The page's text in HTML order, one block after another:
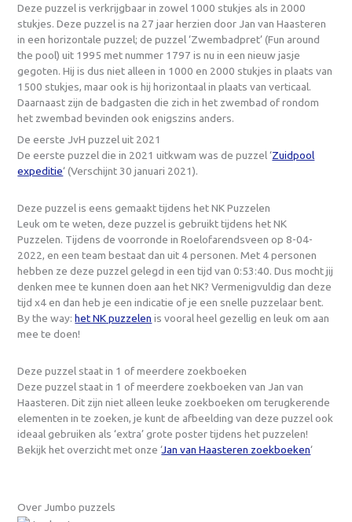
Deze puzzel is verkrijgbaar in zowel 1000 stukjes als in 2000
stukjes. Deze puzzel is na 27 jaar herzien door Jan van Haasteren
in een horizontale puzzel; de puzzel ‘Zwembadpret’ (Fun around
the pool) uit 1995 met nummer 1797 is nu in een nieuw jasje
gegoten. Hij is dus niet alleen in 1000 en 2000 stukjes in plaats van
1500 stukjes, maar ook is hij horizontaal in plaats van verticaal.
Daarnaast zijn de badgasten die zich in het zwembad of rondom
het zwembad bevinden ook enigszins anders.
De eerste JvH puzzel uit 2021
De eerste puzzel die in 2021 uitkwam was de puzzel ‘Zuidpool
expeditie‘ (Verschijnt 30 januari 2021).
Deze puzzel is eens gemaakt tijdens het NK Puzzelen
Leuk om te weten, deze puzzel is gebruikt tijdens het NK
Puzzelen. Tijdens de voorronde in Roelofarendsveen op 8-04-
2022, en een team bestaat dan uit 4 personen. Met 4 personen
hebben ze deze puzzel gelegd in een tijd van 0:53:40. Dus mocht jij
denken mee te kunnen doen aan het NK? Vermenigvuldig dan deze
tijd x4 en dan heb je een indicatie of je een snelle puzzelaar bent.
By the way:het NK puzzelen is vooral heel gezellig en leuk om aan
mee te doen!
Deze puzzel staat in 1 of meerdere zoekboeken
Deze puzzel staat in 1 of meerdere zoekboeken van Jan van
Haasteren. Dit zijn niet alleen leuke zoekboeken om terugkerende
elementen in te zoeken, je kunt de afbeelding van deze puzzel ook
ideaal gebruiken als ‘extra’ grote poster tijdens het puzzelen!
Bekijk het overzicht met onze ‘Jan van Haasteren zoekboeken‘
Over Jumbo puzzels